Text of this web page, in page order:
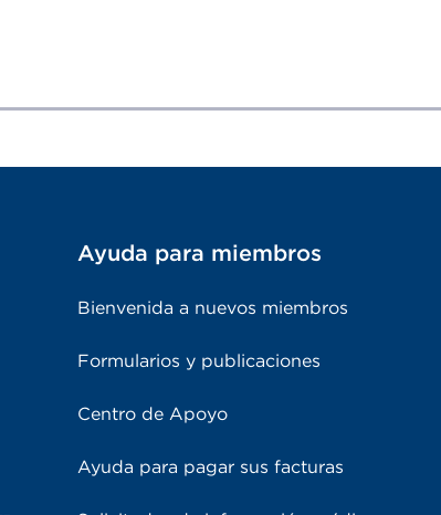
Ayuda para miembros
Bienvenida a nuevos miembros
Formularios y publicaciones
Centro de Apoyo
Ayuda para pagar sus facturas